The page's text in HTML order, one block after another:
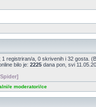
1 registriran/a, 0 skrivenih i 32 gosta.
bilo je: 2225 dana pon, svi
e moderatori/ce